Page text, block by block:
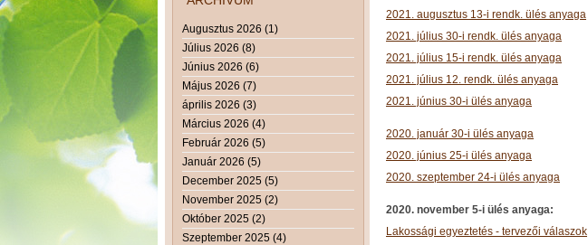
Augusztus 2026 (1)
Július 2026 (8)
Június 2026 (6)
Május 2026 (7)
április 2026 (3)
Március 2026 (4)
Február 2026 (5)
Január 2026 (5)
December 2025 (5)
November 2025 (2)
Október 2025 (2)
Szeptember 2025 (4)
2021. augusztus 13-i rendk. ülés anyaga
2021. július 30-i rendk. ülés anyaga
2021. július 15-i rendk. ülés anyaga
2021. július 12. rendk. ülés anyaga
2021. június 30-i ülés anyaga
2020. január 30-i ülés anyaga
2020. június 25-i ülés anyaga
2020. szeptember 24-i ülés anyaga
2020. november 5-i ülés anyaga:
Lakossági egyeztetés - tervezői válaszok